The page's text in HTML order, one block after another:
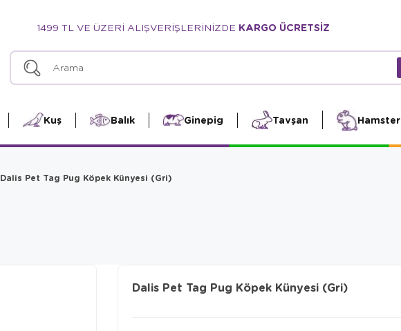
1499 TL VE ÜZERİ ALIŞVERİŞLERİNİZDE KARGO ÜCRETSİZ
Kuş Balık Ginepig Tavşan Hamster
Dalis Pet Tag Pug Köpek Künyesi (Gri)
Dalis Pet Tag Pug Köpek Künyesi (Gri)